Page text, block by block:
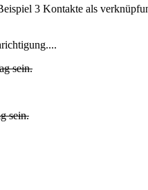
3 Kontakte als
sein.
sein.